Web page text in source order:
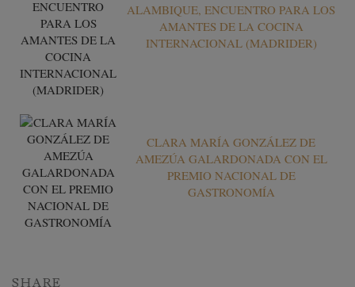
ALAMBIQUE, ENCUENTRO PARA LOS
AMANTES DE LA COCINA
INTERNACIONAL (MADRIDER)
CLARA MARÍA GONZÁLEZ DE
AMEZÚA GALARDONADA CON EL
PREMIO NACIONAL DE
GASTRONOMÍA
SHARE